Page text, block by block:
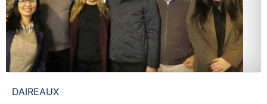
DAIREAUX